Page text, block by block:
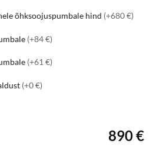
õhksoojuspumbale hind (+680 €)
(+84 €)
(+61 €)
(+0 €)
890 €